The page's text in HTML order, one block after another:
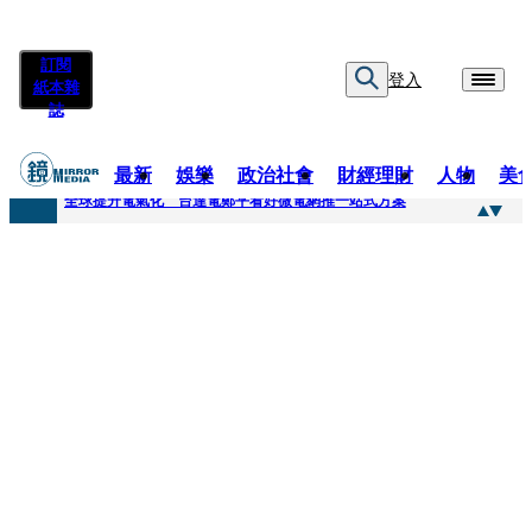
訂閱
紙本雜
誌
登入
最新 娛樂 政治社會 財經理財 人物 美
快訊
全球提升電氣化 台達電鄭平看好微電網推一站式方案